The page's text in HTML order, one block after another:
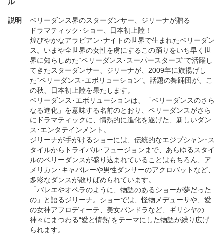
ル
説明
ベリーダンス界のスターダンサー、ジリーナが贈る
ドラマティック･ショー、日本初上陸！
煌びやかなアラビアン･ナイトの世界で生まれたベリーダン
ス。いまや全世界の女性を虜にするこの踊りをいち早く世
界に知らしめた“ベリーダンス･スーパースターズ"で活躍し
てきたスターダンサー、ジリーナが、2009年に旗揚げし
た“ベリーダンス･エボリューション"。話題の舞踊団が、こ
の秋、日本初上陸を果たします。
ベリーダンス･エボリューションは、「ベリーダンスのさら
なる進化」を意味する名前のとおり、ベリーダンスがさら
にドラマティックに、情熱的に進化を遂げた、新しいダン
ス･エンタテインメント。
ジリーナが手がけるショーには、伝統的なエジプシャン･ス
タイルからトライバル･フュージョンまで、あらゆるスタイ
ルのベリーダンスが盛り込まれていることはもちろん、ア
メリカン･キャバレーや男性ダンサーのアクロバットなど、
多彩なダンスが散りばめられています。
「バレエやオペラのように、物語のあるショーが夢だった
の」と語るジリーナ。ショーでは、怪物メデューサや、愛
の女神アフロディーテ、美女パンドラなど、ギリシヤの
神々にまつわる“愛と情熱"をテーマにした物語が繰り広げ
られます。